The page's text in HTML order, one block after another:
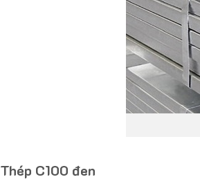
Thép C100 đen